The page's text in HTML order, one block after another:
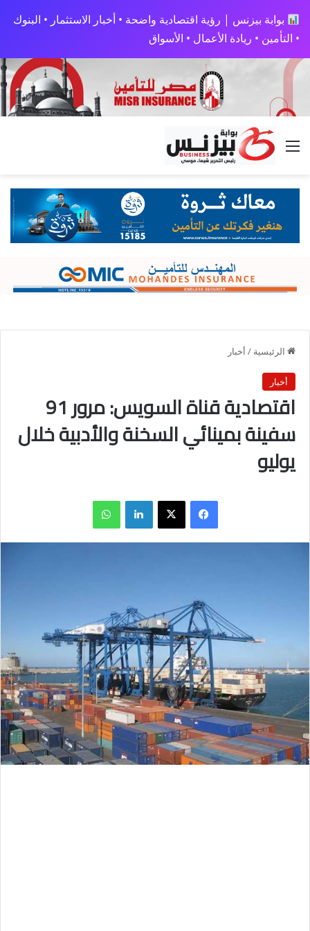
بوابة بيزنس | رؤية اقتصادية واضحة • أخبار الاستثمار • البنوك
• التأمين • ريادة الأعمال • الأسواق
القائمة
الرئيسية / أخبار
أخبار
اقتصادية قناة السويس: مرور 91
سفينة بمينائي السخنة والأدبية خلال
يوليو
فيسبوك X لينكدإن